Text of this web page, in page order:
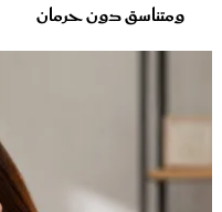
ومتناسق دون حرمان